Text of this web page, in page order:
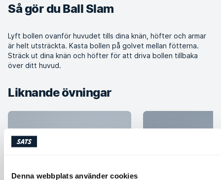
Denna webbplats använder cookies
Så gör du Ball Slam
Lyft bollen ovanför huvudet tills dina knän, höfter och armar
är helt utsträckta. Kasta bollen på golvet mellan fötterna.
Sträck ut dina knän och höfter för att driva bollen tillbaka
över ditt huvud.
Liknande övningar